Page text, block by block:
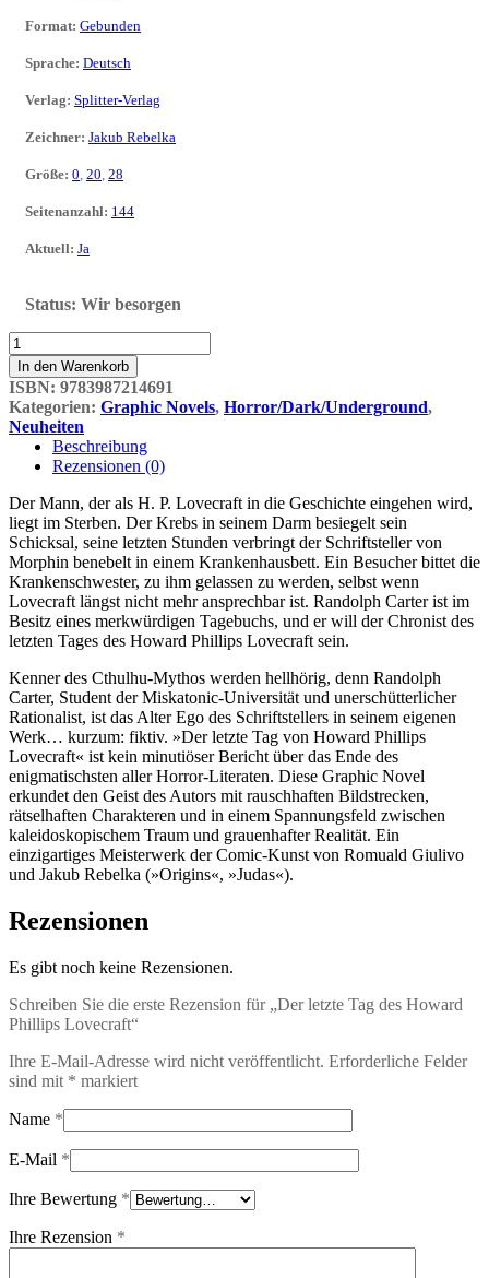
Format: Gebunden
Sprache: Deutsch
Verlag: Splitter-Verlag
Zeichner: Jakub Rebelka
Größe: 0, 20, 28
Seitenanzahl: 144
Aktuell: Ja
Status: Wir besorgen
Der
letzte
Tag
des
Howard
Phillips
Lovecraft
Menge
In den Warenkorb
ISBN: 9783987214691
Kategorien: Graphic Novels, Horror/Dark/Underground,
Neuheiten
Beschreibung
Rezensionen (0)
Der Mann, der als H. P. Lovecraft in die Geschichte eingehen wird,
liegt im Sterben. Der Krebs in seinem Darm besiegelt sein
Schicksal, seine letzten Stunden verbringt der Schriftsteller von
Morphin benebelt in einem Krankenhausbett. Ein Besucher bittet die
Krankenschwester, zu ihm gelassen zu werden, selbst wenn
Lovecraft längst nicht mehr ansprechbar ist. Randolph Carter ist im
Besitz eines merkwürdigen Tagebuchs, und er will der Chronist des
letzten Tages des Howard Phillips Lovecraft sein.
Kenner des Cthulhu-Mythos werden hellhörig, denn Randolph
Carter, Student der Miskatonic-Universität und unerschütterlicher
Rationalist, ist das Alter Ego des Schriftstellers in seinem eigenen
Werk… kurzum: fiktiv. »Der letzte Tag von Howard Phillips
Lovecraft« ist kein minutiöser Bericht über das Ende des
enigmatischsten aller Horror-Literaten. Diese Graphic Novel
erkundet den Geist des Autors mit rauschhaften Bildstrecken,
rätselhaften Charakteren und in einem Spannungsfeld zwischen
kaleidoskopischem Traum und grauenhafter Realität. Ein
einzigartiges Meisterwerk der Comic-Kunst von Romuald Giulivo
und Jakub Rebelka (»Origins«, »Judas«).
Rezensionen
Es gibt noch keine Rezensionen.
Schreiben Sie die erste Rezension für „Der letzte Tag des Howard
Phillips Lovecraft“
Ihre E-Mail-Adresse wird nicht veröffentlicht. Erforderliche Felder
sind mit * markiert
Name *
E-Mail *
Ihre Bewertung *
Ihre Rezension *